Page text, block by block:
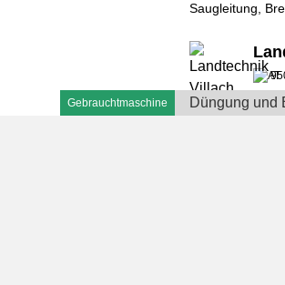
Gebrauchtmaschine
Saugleitung,
Düngung und